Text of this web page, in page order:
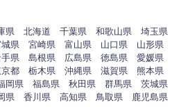
県 北海道 千葉県 和歌山県
埼玉県
県 宮崎県 富山県 山口県
山形県
県 島根県 広島県 徳島県
愛媛県
都 栃木県 沖縄県 滋賀県
熊本県
岡県 福島県 秋田県 群馬県
茨城県
県 香川県 高知県 鳥取県 鹿児島県